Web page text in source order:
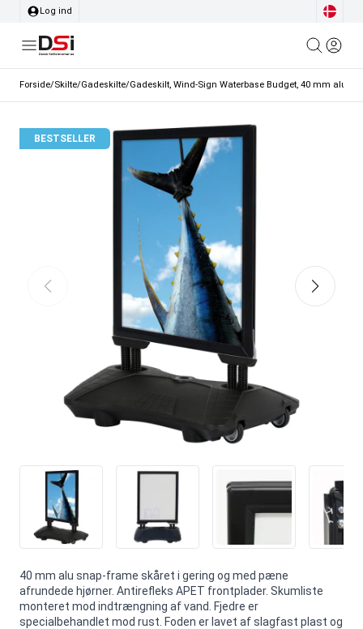
Log ind
Forside/Skilte/Gadeskilte/Gadeskilt, Wind-Sign Waterbase Budget, 40 mm
BESTSELLER
40 mm alu snap-frame skåret i gering og med pæne
afrundede hjørner. Antirefleks APET frontplader. Skumliste
monteret mod indtrængning af vand. Fjedre er
specialbehandlet mod rust. Foden er lavet af slagfast plast og